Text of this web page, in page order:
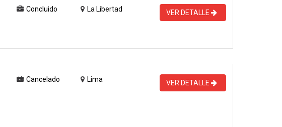
Concluido La Libertad VER DETALLE
Cancelado Lima VER DETALLE